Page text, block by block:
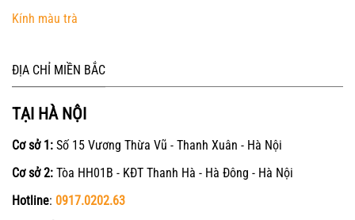
Kính màu trà
ĐỊA CHỈ MIỀN BẮC
TẠI HÀ NỘI
Cơ sở 1: Số 15 Vương Thừa Vũ - Thanh Xuân - Hà Nội
Cơ sở 2: Tòa HH01B - KĐT Thanh Hà - Hà Đông - Hà Nội
Hotline: 0917.0202.63